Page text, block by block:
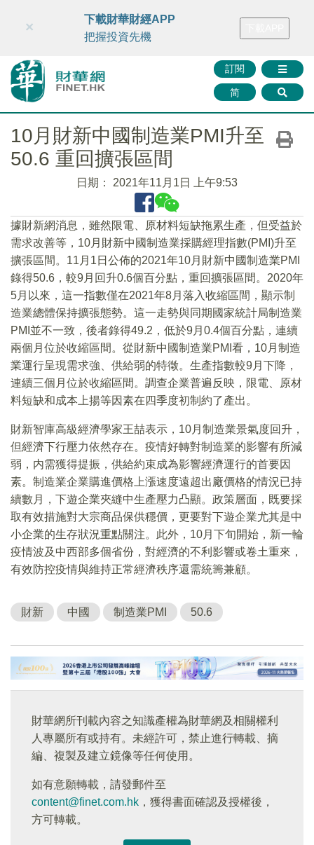
財華智庫網 FINTV FINMETA 財華證券 媒體矩陣
訂閱
简
×
下載財華財經APP
把握投資先機
10月財新中國制造業PMI升至
50.6 重回擴張區間
日期： 2021年11月1日 上午9:53
據財新網消息，雖然限電、原材料短缺拖累生產，但受益於
需求改善等，10月財新中國制造業採購經理指數(PMI)升至
擴張區間。11月1日公佈的2021年10月財新中國制造業PMI
錄得50.6，較9月回升0.6個百分點，重回擴張區間。2020年
5月以來，這一指數僅在2021年8月落入收縮區間，顯示制
造業總體保持擴張態勢。這一走勢與同期國家統計局制造業
PMI並不一致，後者錄得49.2，低於9月0.4個百分點，連續
兩個月位於收縮區間。從財新中國制造業PMI看，10月制造
業運行呈現需求強、供給弱的特徵。生產指數較9月下降，
連續三個月位於收縮區間。調查企業普遍反映，限電、原材
料短缺和成本上揚等因素在四季度初制約了產出。
財新智庫高級經濟學家王喆表示，10月制造業景氣度回升，
但經濟下行壓力依然存在。疫情好轉對制造業的影響有所減
弱，内需獲得提振，供給約束成為影響經濟運行的首要因
素。制造業企業購進價格上漲速度遠超出廠價格的情況已持
續數月，下遊企業夾縫中生產壓力凸顯。政策層面，既要採
取有效措施對大宗商品保供穩價，更要對下遊企業尤其是中
小企業的生存狀況重點關注。此外，10月下旬開始，新一輪
疫情波及中西部多個省份，對經濟的不利影響或卷土重來，
有效防控疫情與維持正常經濟秩序還需統籌兼顧。
財新 中國 制造業PMI 50.6
財華網所刊載內容之知識產權為財華網及相關權利
人專屬所有或持有。未經許可，禁止進行轉載、摘
編、複製及建立鏡像等任何使用。
如有意願轉載，請發郵件至
content@finet.com.hk ，獲得書面確認及授權後，
方可轉載。